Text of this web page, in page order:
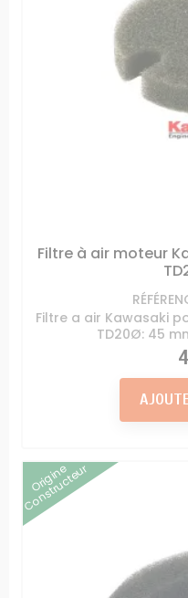
Filtre à air moteur
Filtre a air Kawasaki
TD20Ø: 45
Origine
Constructeur